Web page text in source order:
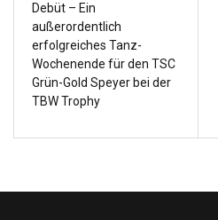
Debüt – Ein
außerordentlich
erfolgreiches Tanz-
Wochenende für den TSC
Grün-Gold Speyer bei der
TBW Trophy